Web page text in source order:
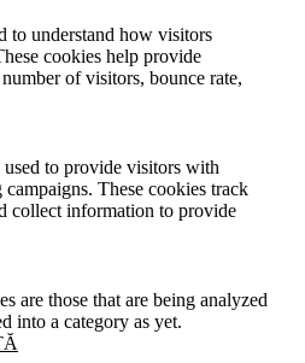
to understand how visitors
cookies help provide
of visitors, bounce rate,
to provide visitors with
These cookies track
collect information to provide
are those that are being analyzed
into a category as yet.